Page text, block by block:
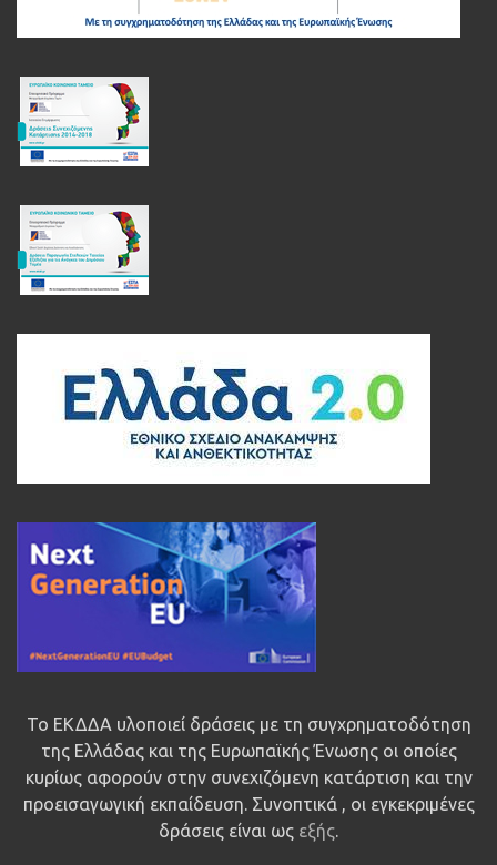
Το ΕΚΔΔΑ υλοποιεί δράσεις με τη συγχρηματοδότηση
της Ελλάδας και της Ευρωπαϊκής Ένωσης οι οποίες
κυρίως αφορούν στην συνεχιζόμενη κατάρτιση και την
προεισαγωγική εκπαίδευση. Συνοπτικά , οι εγκεκριμένες
δράσεις είναι ως εξής